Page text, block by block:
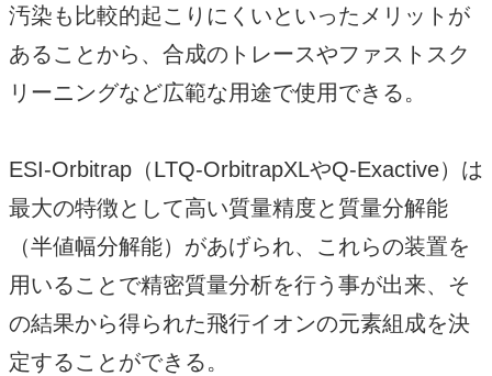
汚染も比較的起こりにくいといったメリットが
あることから、合成のトレースやファストスク
リーニングなど広範な用途で使用できる。
ESI-Orbitrap（LTQ-OrbitrapXLやQ-Exactive）は
最大の特徴として高い質量精度と質量分解能
（半値幅分解能）があげられ、これらの装置を
用いることで精密質量分析を行う事が出来、そ
の結果から得られた飛行イオンの元素組成を決
定することができる。